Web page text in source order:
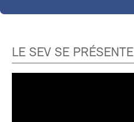
LE SEV SE PRÉSENTE